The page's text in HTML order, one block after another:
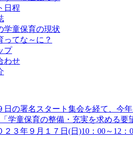
の署名スタート集会を経て、今
学童保育の整備・充実を求める要
２３年９月１７日(日)10：00～12